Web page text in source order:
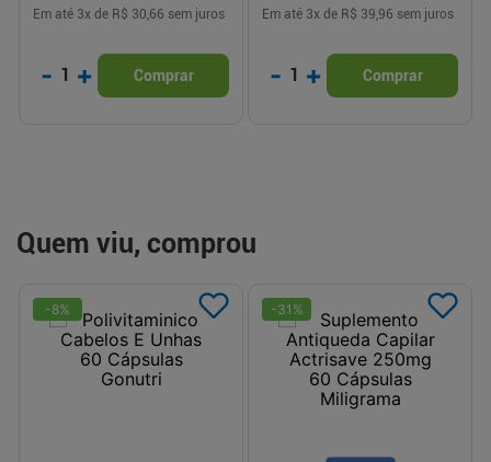
Em até 3x de R$ 30,66 sem juros
- 1 + Comprar
Em até 3x de R$ 39,96 sem juros
- 1 + Comprar
Quem viu, comprou
-8% -31 %